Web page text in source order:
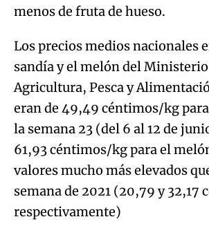
menos de fruta de hueso.
Los precios medios nacionales
sandía y el melón del Ministerio
Agricultura, Pesca y
eran de 49,49 céntimos/kg
la semana 23 (del 6 al 12 de
61,93 céntimos/kg para el
valores mucho más elevados
semana de 2021 (20,79 y 32,17
respectivamente)